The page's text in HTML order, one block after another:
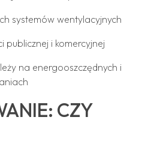
systemów wentylacyjnych
publicznej i komercyjnej
na energooszczędnych i
CZY